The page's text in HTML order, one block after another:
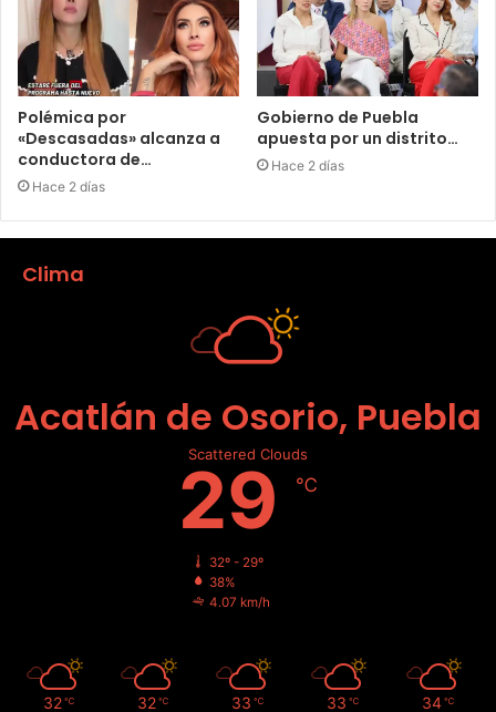
Polémica por
«Descasadas» alcanza a
conductora de…
Hace 2 días
Gobierno de Puebla
apuesta por un distrito…
Hace 2 días
Clima
Acatlán de Osorio, Puebla
Scattered Clouds
29 ℃
32º - 29º
38%
4.07 km/h
32 ℃ 32 ℃ 33 ℃ 33 ℃ 34 ℃